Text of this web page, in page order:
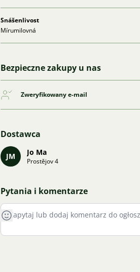
Snášenlivost
Mírumilovná
Bezpieczne zakupy u nas
Zweryfikowany e-mail
Dostawca
JM Jo Ma
Prostějov 4
Pytania i komentarze